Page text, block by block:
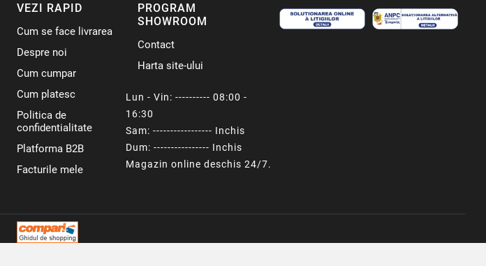
VEZI RAPID
Cum se face livrarea
Despre noi
Cum cumpar
Cum platesc
Politica de
confidentialitate
Platforma B2B
Facturile mele
PROGRAM
SHOWROOM
Contact
Harta site-ului
Lun - Vin: ---------- 08:00 -
16:30
Sam: ----------------- Inchis
Dum: ---------------- Inchis
Magazin online deschis 24/7.